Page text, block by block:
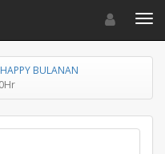
Toggle
BULANAN